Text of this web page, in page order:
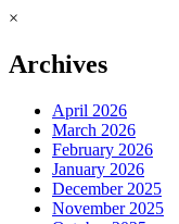
×
Archives
April 2026
March 2026
February 2026
January 2026
December 2025
November 2025